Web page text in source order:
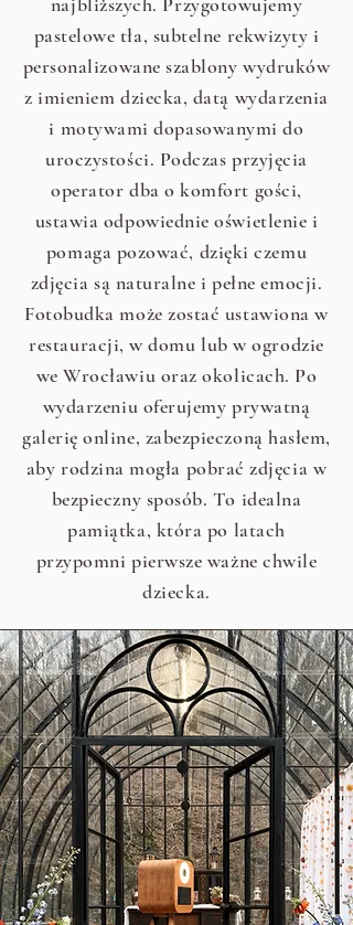
pastelowe tła, subtelne rekwizyty i
personalizowane szablony wydruków
z imieniem dziecka, datą wydarzenia
i motywami dopasowanymi do
uroczystości. Podczas przyjęcia
operator dba o komfort gości,
ustawia odpowiednie oświetlenie i
pomaga pozować, dzięki czemu
zdjęcia są naturalne i pełne emocji.
Fotobudka może zostać ustawiona w
restauracji, w domu lub w ogrodzie
we Wrocławiu oraz okolicach. Po
wydarzeniu oferujemy prywatną
galerię online, zabezpieczoną hasłem,
aby rodzina mogła pobrać zdjęcia w
bezpieczny sposób. To idealna
pamiątka, która po latach
przypomni pierwsze ważne chwile
dziecka.